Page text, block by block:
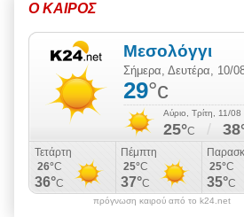
Ο ΚΑΙΡΟΣ
πρόγνωση καιρού από το k24.net